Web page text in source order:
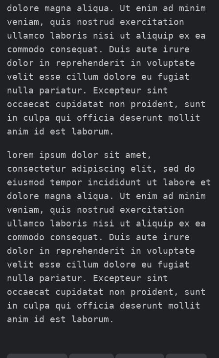
dolore magna aliqua. Ut enim ad minim
veniam, quis nostrud exercitation
ullamco laboris nisi ut aliquip ex ea
commodo consequat. Duis aute irure
dolor in reprehenderit in voluptate
velit esse cillum dolore eu fugiat
nulla pariatur. Excepteur sint
occaecat cupidatat non proident, sunt
in culpa qui officia deserunt mollit
anim id est laborum.
lorem ipsum dolor sit amet,
consectetur adipiscing elit, sed do
eiusmod tempor incididunt ut labore et
dolore magna aliqua. Ut enim ad minim
veniam, quis nostrud exercitation
ullamco laboris nisi ut aliquip ex ea
commodo consequat. Duis aute irure
dolor in reprehenderit in voluptate
velit esse cillum dolore eu fugiat
nulla pariatur. Excepteur sint
occaecat cupidatat non proident, sunt
in culpa qui officia deserunt mollit
anim id est laborum.